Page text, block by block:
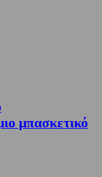
μπασκετικό